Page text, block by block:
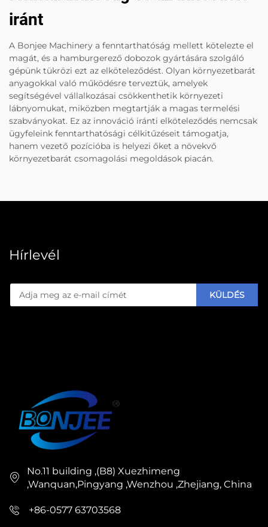
iránt
A Bonjee Machinery a fenntarthatóság mellett kötelezte el
magát, és a hamburgerező dobozok gyártására szolgáló
gépünk tükrözi ezt az elköteleződést. Olyan környezetbarát
anyagokkal való működésre terveztük, amelyek
segítségével vállalkozásai csökkenthetik környezeti
lábnyomukat, miközben megtartják a magas termelési
szabványokat. Ez az innováció iránti elköteleződés nemcsak
ügyfeleink fenntarthatósági célkitűzéseit támogatja,
hanem vezető pozícióba is helyezi őket a növekvő
környezetbarát csomagolási megoldások piacán.
Hírlevél
KÜLDÉS
No.11 building ,(B8) Xuezhimeng
,Wanquan,Pingyang ,Wenzhou ,Zhejiang, China
+86-0577 63703568